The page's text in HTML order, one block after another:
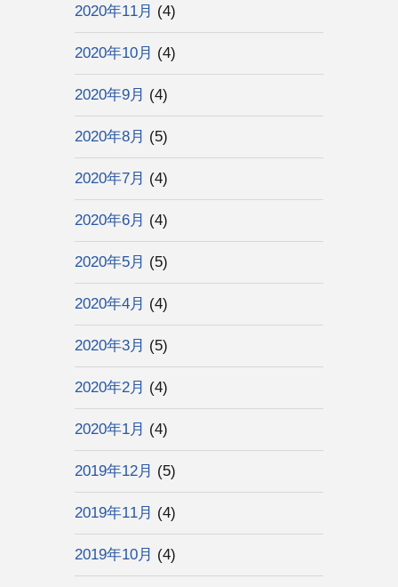
2020年11月 (4)
2020年10月 (4)
2020年9月 (4)
2020年8月 (5)
2020年7月 (4)
2020年6月 (4)
2020年5月 (5)
2020年4月 (4)
2020年3月 (5)
2020年2月 (4)
2020年1月 (4)
2019年12月 (5)
2019年11月 (4)
2019年10月 (4)